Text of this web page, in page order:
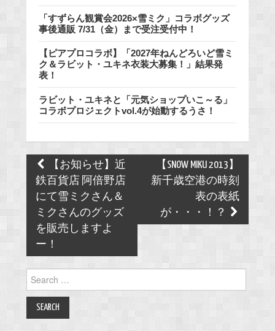
「すずらん観賞会2026×雪ミク」コラボグッズ
事後通販 7/31（金）まで受注受付中！
【ピアプロコラボ】「2027年ねんどろいど雪ミ
ク＆ラビット・ユキネ衣装大募集！」結果発
表！
ラビット・ユキネと「元気ショップいこ～る」
コラボプロジェクトvol.4が始動するうさ！
Post
navigation
【お知らせ】近
鉄百貨店 阿倍野店
にて雪ミクさん＆
ミクさんのグッズ
を販売しますよ
ー！
【SNOW MIKU 2013】
新千歳空港の時刻
表の表紙
が・・・！？
for: